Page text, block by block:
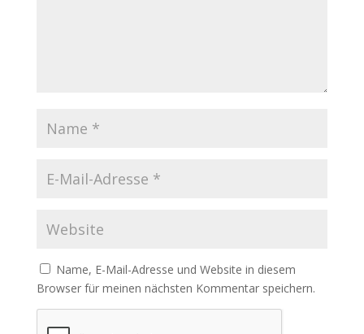
Name, E-Mail-Adresse und Website in diesem
Browser für meinen nächsten Kommentar speichern.